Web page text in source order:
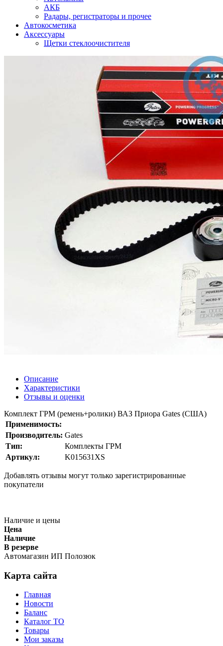
АКБ
Радары, регистраторы и прочее
Автокосметика
Аксессуары
Щетки стеклоочистителя
Описание
Характеристики
Отзывы и оценки
Комплект ГРМ (ремень+ролики) ВАЗ Приора Gates (США)
Применимость:
Производитель: Gates
Тип:
Комплекты ГРМ
Артикул:
K015631XS
Добавлять отзывы могут только зарегистрированные
покупатели
Наличие и цены
Цена
Наличие
В резерве
Автомагазин ИП Полозюк
Карта сайта
Главная
Новости
Баланс
Каталог ТО
Товары
Мои заказы